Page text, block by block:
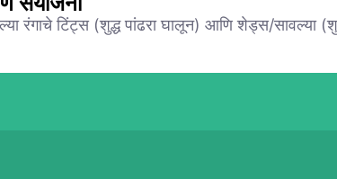
रंगाचे टिंट्स (शुद्ध पांढरा घालून) आणि शेड्स/सावल्या